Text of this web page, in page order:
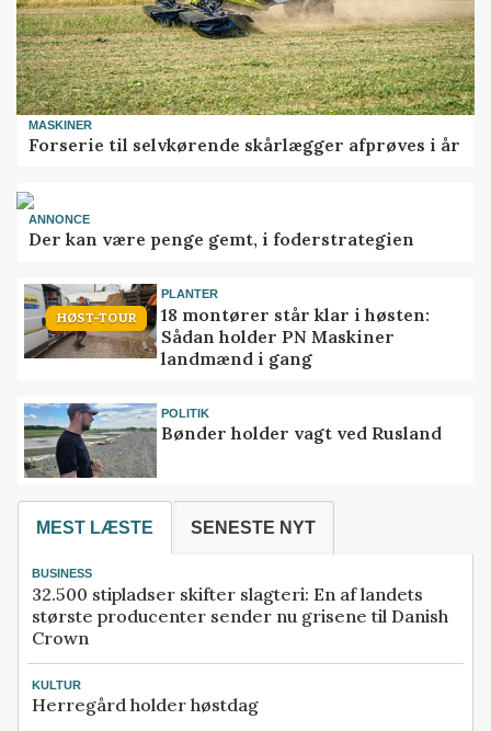
MASKINER
Forserie til selvkørende skårlægger afprøves i år
ANNONCE
Der kan være penge gemt, i foderstrategien
HØST-TOUR
PLANTER
18 montører står klar i høsten:
Sådan holder PN Maskiner
landmænd i gang
POLITIK
Bønder holder vagt ved Rusland
MEST LÆSTE SENESTE NYT
BUSINESS
32.500 stipladser skifter slagteri: En af landets
største producenter sender nu grisene til Danish
Crown
KULTUR
Herregård holder høstdag